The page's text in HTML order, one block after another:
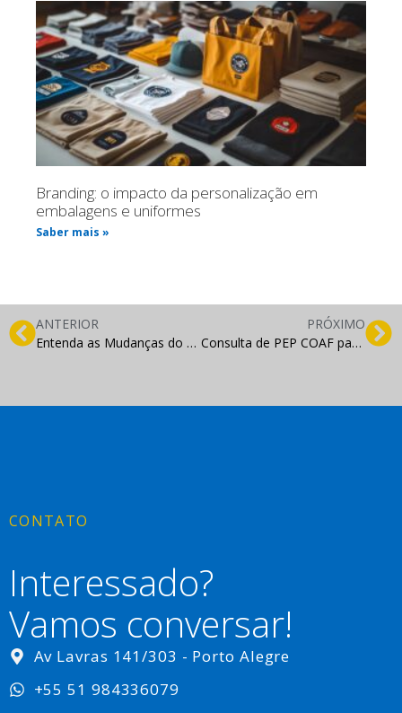
Branding: o impacto da personalização em
embalagens e uniformes
Saber mais »
ANTERIOR
Entenda as Mudanças do Marketing com as Novas Tecnologias
PRÓXIMO
Consulta de PEP COAF para Pequenas Empresas
CONTATO
Interessado?
Vamos conversar!
Av Lavras 141/303 - Porto Alegre
+55 51 984336079